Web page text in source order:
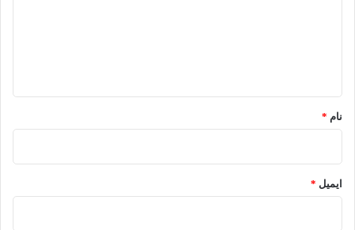
نام *
ایمیل *